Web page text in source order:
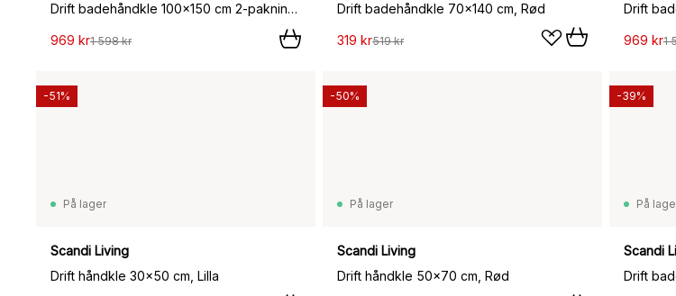
Drift badehåndkle 100x150 cm 2‑pakning - Rosa-rød,
969 kr1 598 kr
Drift badehåndkle 70x140 cm, Rød
319 kr519 kr 969 kr1
På lager
Scandi Living
Drift håndkle 30x50 cm, Lilla
-51%
På lager
Scandi Living
Drift håndkle 50x70 cm, Rød
-50%
På
Scandi
Drift
-39%